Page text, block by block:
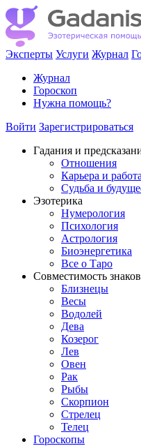
Эксперты Услуги Журнал
Журнал
Гороскоп
Нужна помощь?
Войти Зарегистрироваться
Гадания и
Отношения
Карьера и работа
Cудьба и
Эзотерика
Нумерология
Психология
Астрология
Биоэнергетика
Все о Таро
Совместимость
Близнецы
Весы
Водолей
Дева
Козерог
Лев
Овен
Рак
Рыбы
Скорпион
Стрелец
Телец
Гороскопы